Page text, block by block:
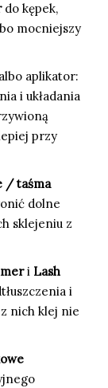
do kępek,
mocniejszy
aplikator:
i układania
przy
/ taśma
dolne
sklejeniu z
i Lash
i
nich klej nie